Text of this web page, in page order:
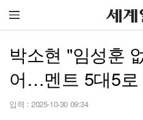
박소현 "임성훈
어…멘트 5대5로
입력 : 2025-10-30 09:34